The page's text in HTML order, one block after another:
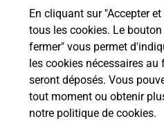
En cliquant sur "Accepter
tous les cookies. Le
fermer" vous permet
les cookies nécessaires
seront déposés. Vous
tout moment ou obtenir
notre politique de cookies.
CONSIGNE BUT FOUGERES